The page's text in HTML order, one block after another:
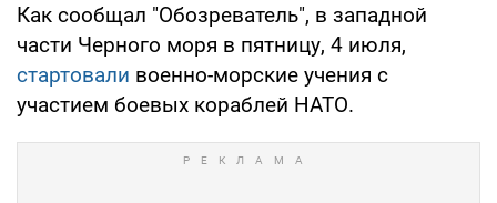
Как сообщал "Обозреватель", в западной
части Черного моря в пятницу, 4 июля,
стартовали военно-морские учения с
участием боевых кораблей НАТО.